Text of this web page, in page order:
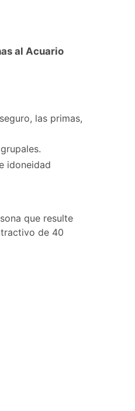
al Acuario
las primas,
idoneidad
que resulte
de 40